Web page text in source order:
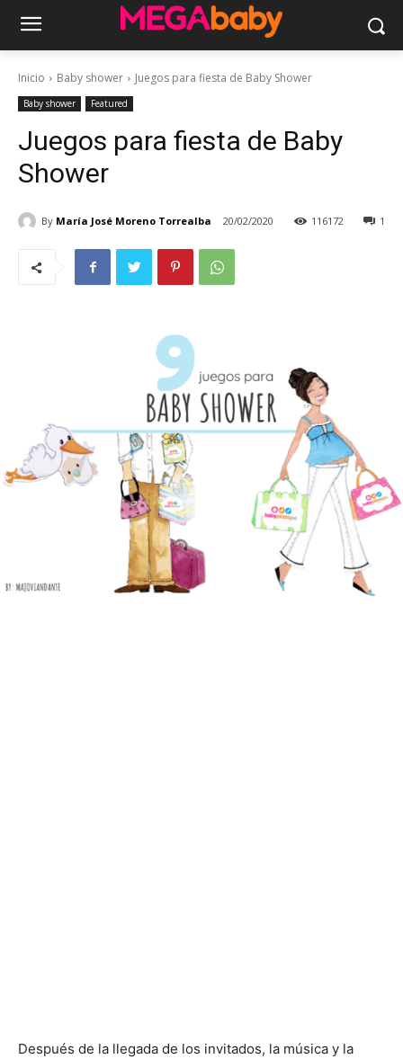
Inicio Baby shower Juegos para fiesta de Baby Shower
Baby shower Featured
Juegos para fiesta de Baby
Shower
By María José Moreno Torrealba 20/02/2020 1
116172
Después de la llegada de los invitados, la música y la